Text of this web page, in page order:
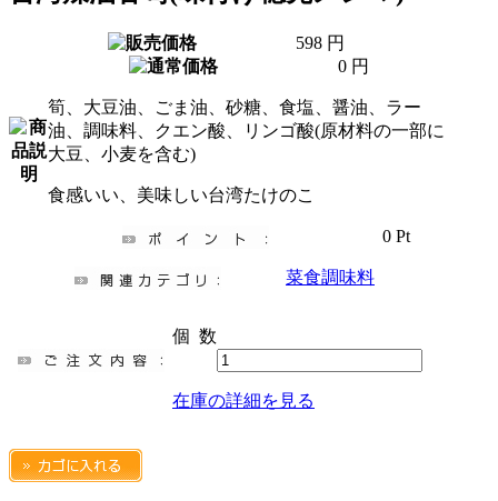
598 円
0 円
筍、大豆油、ごま油、砂糖、食塩、醤油、ラー
油、調味料、クエン酸、リンゴ酸(原材料の一部に
大豆、小麦を含む)
食感いい、美味しい台湾たけのこ
0 Pt
菜食調味料
個 数
在庫の詳細を見る